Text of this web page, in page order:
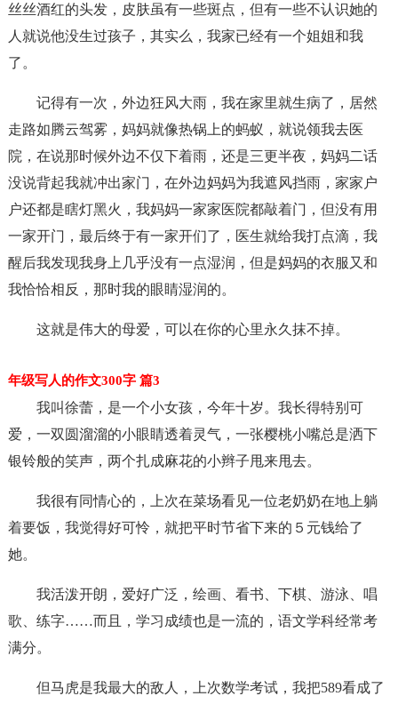
丝丝酒红的头发，皮肤虽有一些斑点，但有一些不认识她的
人就说他没生过孩子，其实么，我家已经有一个姐姐和我
了。
记得有一次，外边狂风大雨，我在家里就生病了，居然
走路如腾云驾雾，妈妈就像热锅上的蚂蚁，就说领我去医
院，在说那时候外边不仅下着雨，还是三更半夜，妈妈二话
没说背起我就冲出家门，在外边妈妈为我遮风挡雨，家家户
户还都是瞎灯黑火，我妈妈一家家医院都敲着门，但没有用
一家开门，最后终于有一家开们了，医生就给我打点滴，我
醒后我发现我身上几乎没有一点湿润，但是妈妈的衣服又和
我恰恰相反，那时我的眼睛湿润的。
这就是伟大的母爱，可以在你的心里永久抹不掉。
年级写人的作文300字 篇3
我叫徐蕾，是一个小女孩，今年十岁。我长得特别可
爱，一双圆溜溜的小眼睛透着灵气，一张樱桃小嘴总是洒下
银铃般的笑声，两个扎成麻花的小辫子甩来甩去。
我很有同情心的，上次在菜场看见一位老奶奶在地上躺
着要饭，我觉得好可怜，就把平时节省下来的５元钱给了
她。
我活泼开朗，爱好广泛，绘画、看书、下棋、游泳、唱
歌、练字……而且，学习成绩也是一流的，语文学科经常考
满分。
但马虎是我最大的敌人，上次数学考试，我把589看成了